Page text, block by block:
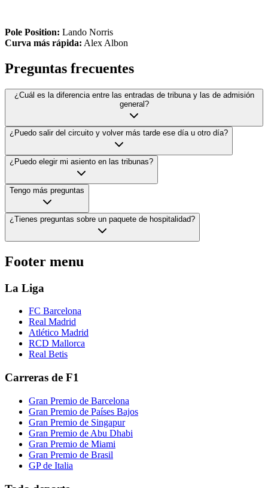
Pole Position: Lando Norris
Curva más rápida: Alex Albon
Preguntas frecuentes
¿Cuál es la diferencia entre las entradas de tribuna y las de admisión
general?
¿Puedo salir del circuito y volver más tarde ese día u otro día?
¿Puedo elegir mi asiento en las tribunas?
Tengo más preguntas
¿Tienes preguntas sobre un paquete de hospitalidad?
Footer menu
La Liga
FC Barcelona
Real Madrid
Atlético Madrid
RCD Mallorca
Real Betis
Carreras de F1
Gran Premio de Barcelona
Gran Premio de Países Bajos
Gran Premio de Singapur
Gran Premio de Abu Dhabi
Gran Premio de Miami
Gran Premio de Brasil
GP de Italia